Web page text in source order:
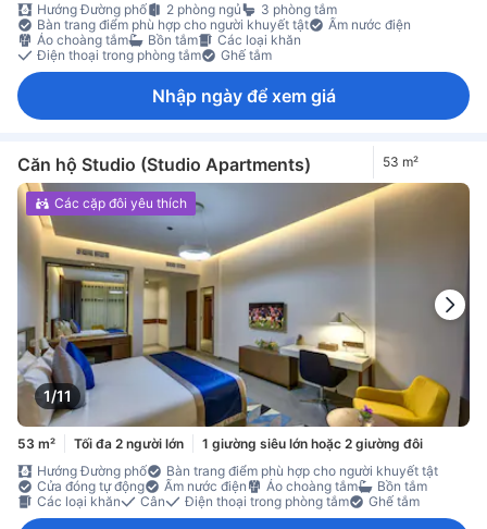
Hướng Đường phố
2 phòng ngủ
3 phòng tắm
Bàn trang điểm phù hợp cho người khuyết tật
Ấm nước điện
Áo choàng tắm
Bồn tắm
Các loại khăn
Điện thoại trong phòng tắm
Ghế tắm
Nhập ngày để xem giá
Căn hộ Studio (Studio Apartments) 53 m²
1/11
Các cặp đôi yêu thích
53 m² Tối đa 2 người lớn
1 giường siêu lớn hoặc 2 giường đôi
Hướng Đường phố
Bàn trang điểm phù hợp cho người khuyết tật
Cửa đóng tự động
Ấm nước điện Áo choàng tắm
Bồn tắm
Các loại khăn
Cân Điện thoại trong phòng tắm Ghế tắm